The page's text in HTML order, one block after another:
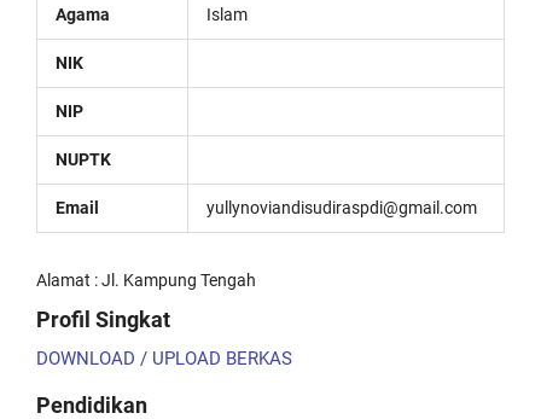
Agama Islam
NIK
NIP
NUPTK
Email yullynoviandisudiraspdi@gmail.com
Alamat : Jl. Kampung Tengah
Profil Singkat
DOWNLOAD / UPLOAD BERKAS
Pendidikan